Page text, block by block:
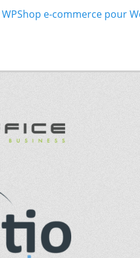
WPShop e-commerce pour